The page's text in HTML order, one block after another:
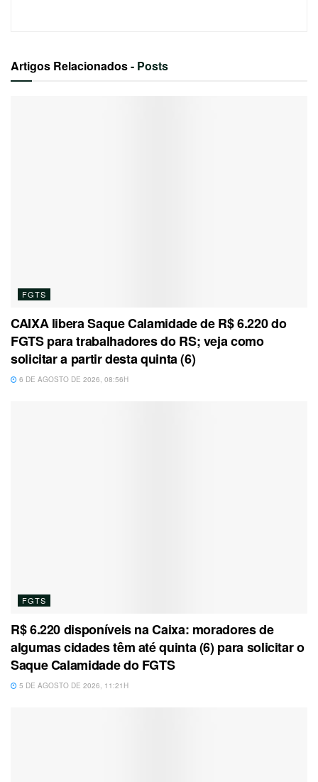
Artigos Relacionados- Posts
FGTS
CAIXA libera Saque Calamidade de R$ 6.220 do
FGTS para trabalhadores do RS; veja como
solicitar a partir desta quinta (6)
6 DE AGOSTO DE 2026, 08:56H
FGTS
R$ 6.220 disponíveis na Caixa: moradores de
algumas cidades têm até quinta (6) para solicitar o
Saque Calamidade do FGTS
5 DE AGOSTO DE 2026, 11:21H